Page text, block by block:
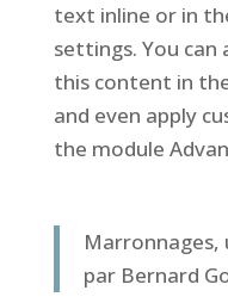
text inline or in
settings. You can
this content in
and even apply
the module
Marronnages,
par Bernard